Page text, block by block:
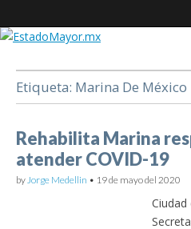
Blog de información militar y de
Etiqueta: Marina De México
Rehabilita Marina
atender COVID-19
byJorge Medellin • 19 de mayo del 2020